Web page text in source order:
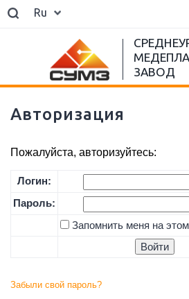
Ru
ЗАВОД
Авторизация
Пожалуйста, авторизуйтесь:
Логин:
Пароль:
Запомнить меня на
Забыли свой пароль?